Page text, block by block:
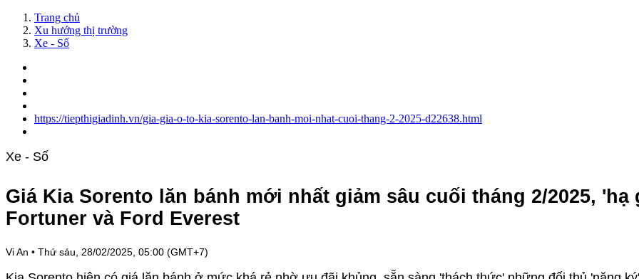
Trang chủ
Xu hướng thị trường
Xe - Số
https://tiepthigiadinh.vn/gia-gia-o-to-kia-sorento-lan-banh-moi-nhat-cuoi-thang-2-2025-d22638.html
Xe - Số
Giá Kia Sorento lăn bánh mới nhất giảm sâu cuối tháng 2/2025, 'hạ
Fortuner và Ford Everest
Vi An • Thứ sáu, 28/02/2025, 05:00 (GMT+7)